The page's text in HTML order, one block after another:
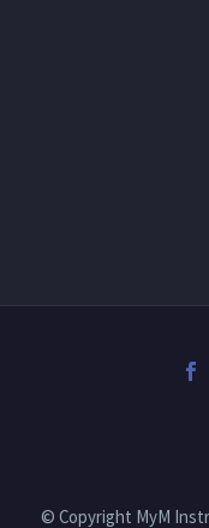
© Copyright MyM